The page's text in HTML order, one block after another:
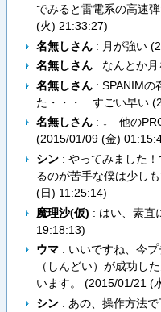
でみると雷電系の高速
(火) 21:33:27)
名無しさん: 月が強い (
名無しさん: なんとか月
名無しさん: SPANIMの
た・・・ すごい早い (
名無しさん: ↓ 他のPRG
(2015/01/09 (金)
シン: やってみました
るのが苦手な僕は少し
(日) 11:25:14)
魔理沙(仮) : はい、素直
19:18:13)
ウマ: いいですね、今プ
（しんどい）が成功し
います。 (2015/01/21 (
シン: あの、操作方法で